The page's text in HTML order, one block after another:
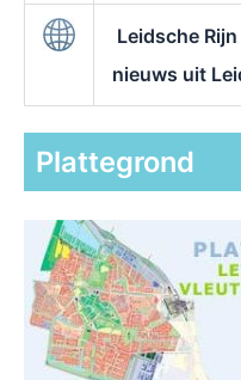
Leidsche
nieuws uit
Plattegrond